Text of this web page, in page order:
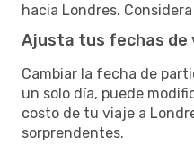
hacia Londres.
Ajusta tus fechas de
Cambiar la fecha de
un solo día, puede
costo de tu viaje a
sorprendentes.